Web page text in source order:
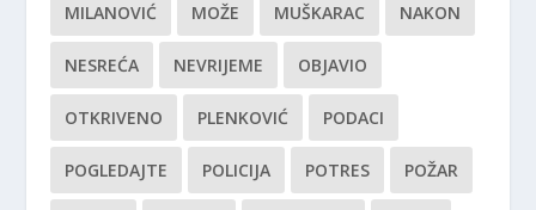
MILANOVIĆ MOŽE MUŠKARAC NAKON
NESREĆA NEVRIJEME OBJAVIO
OTKRIVENO PLENKOVIĆ PODACI
POGLEDAJTE POLICIJA POTRES POŽAR